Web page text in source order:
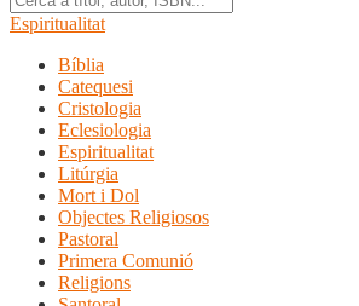
Espiritualitat
Bíblia
Catequesi
Cristologia
Eclesiologia
Espiritualitat
Litúrgia
Mort i Dol
Objectes Religiosos
Pastoral
Primera Comunió
Religions